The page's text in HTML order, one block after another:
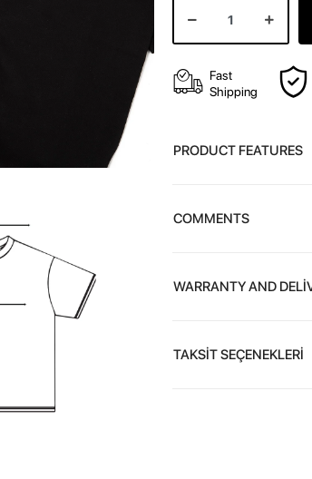
Fast
Shipping
PRODUCT FEATURES
COMMENTS
WARRANTY AND
TAKSİT SEÇENEKLERİ